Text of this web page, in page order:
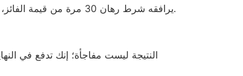
ما يظل ثابتًا هو أن كل “free spin” يرافقه شرط رهان 30 مرة من قيمة الفائز، ما يعني أن ربحًا قدره 10 درهم لا يصبح فعليًا نقدًا إلا بعد دفع 300 درهم في الرهانات المتتالية.